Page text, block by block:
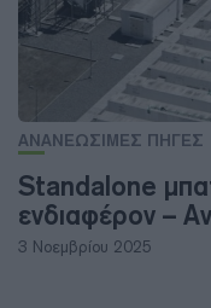
ΑΝΑΝΕΩΣΙΜΕΣ ΠΗΓΕΣ
Standalone
ενδιαφέρον –
3 Νοεμβρίου 2025